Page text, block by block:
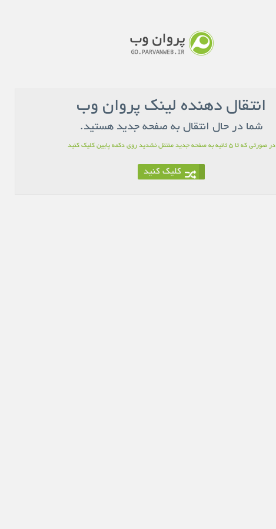
انتقال دهنده لینک پروان وب
شما در حال انتقال به صفحه جدید هستید.
در صورتی که تا 5 ثانیه به صفحه جدید منتقل نشدید روی دکمه پایین کلیک کنید
کلیک کنید